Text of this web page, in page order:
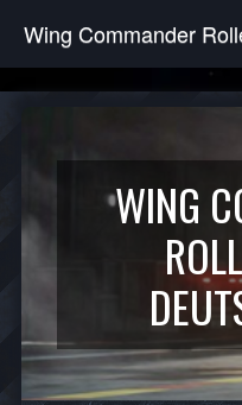
Wing Commander
WING